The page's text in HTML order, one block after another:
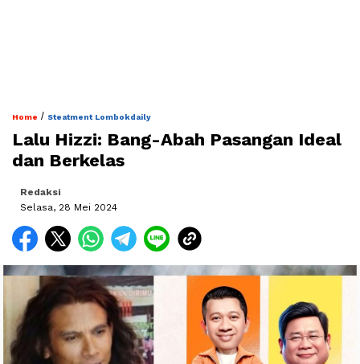
Home / Steatment Lombokdaily
Lalu Hizzi: Bang-Abah Pasangan Ideal
dan Berkelas
Redaksi
Selasa, 28 Mei 2024